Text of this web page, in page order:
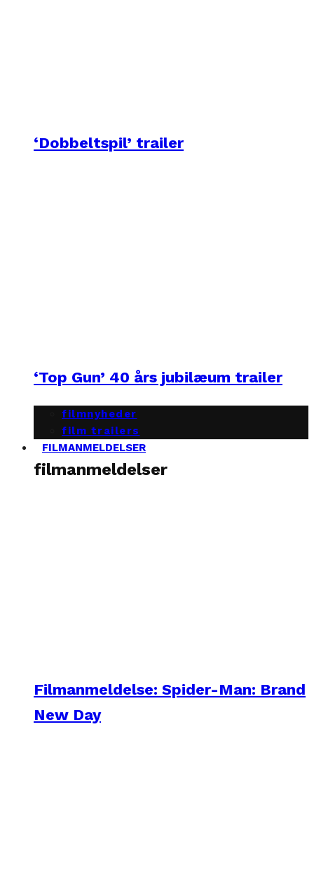
‘Dobbeltspil’ trailer
‘Top Gun’ 40 års jubilæum trailer
filmnyheder
film trailers
FILMANMELDELSER
filmanmeldelser
Filmanmeldelse: Spider-Man: Brand
New Day